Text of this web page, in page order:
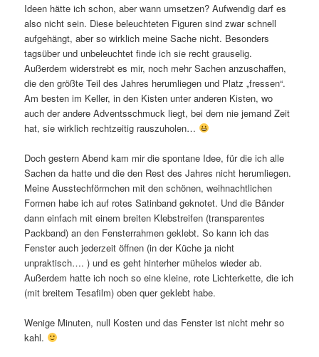
Ideen hätte ich schon, aber wann umsetzen? Aufwendig darf es
also nicht sein. Diese beleuchteten Figuren sind zwar schnell
aufgehängt, aber so wirklich meine Sache nicht. Besonders
tagsüber und unbeleuchtet finde ich sie recht grauselig.
Außerdem widerstrebt es mir, noch mehr Sachen anzuschaffen,
die den größte Teil des Jahres herumliegen und Platz „fressen“.
Am besten im Keller, in den Kisten unter anderen Kisten, wo
auch der andere Adventsschmuck liegt, bei dem nie jemand Zeit
hat, sie wirklich rechtzeitig rauszuholen…
Doch gestern Abend kam mir die spontane Idee, für die ich alle
Sachen da hatte und die den Rest des Jahres nicht herumliegen.
Meine Ausstechförmchen mit den schönen, weihnachtlichen
Formen habe ich auf rotes Satinband geknotet. Und die Bänder
dann einfach mit einem breiten Klebstreifen (transparentes
Packband) an den Fensterrahmen geklebt. So kann ich das
Fenster auch jederzeit öffnen (in der Küche ja nicht
unpraktisch…. ) und es geht hinterher mühelos wieder ab.
Außerdem hatte ich noch so eine kleine, rote Lichterkette, die ich
(mit breitem Tesafilm) oben quer geklebt habe.
Wenige Minuten, null Kosten und das Fenster ist nicht mehr so
kahl.